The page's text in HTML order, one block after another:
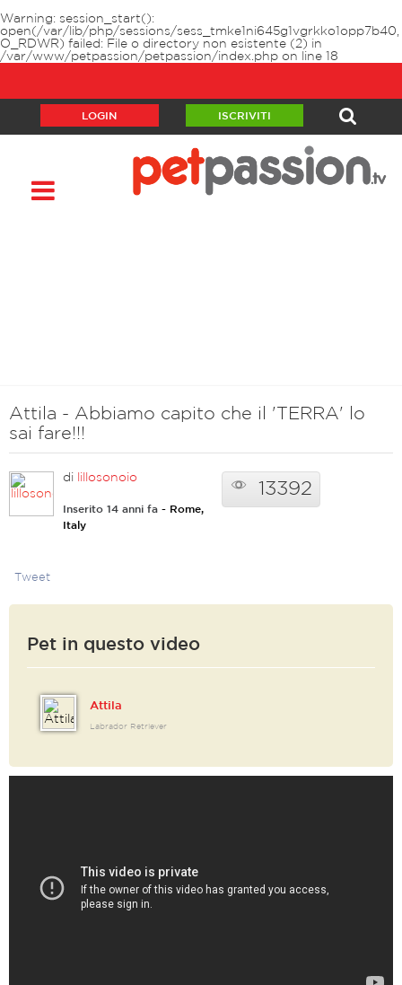
Warning: session_start():
open(/var/lib/php/sessions/sess_tmke1ni645g1vgrkko1opp7b40,
O_RDWR) failed: File o directory non esistente (2) in
/var/www/petpassion/petpassion/index.php on line 18
LOGIN ISCRIVITI
Attila - Abbiamo capito che il 'TERRA' lo
sai fare!!!
di lillosonoio
Inserito 14 anni fa - Rome,
Italy
13392
Tweet
Pet in questo video
Attila
Labrador Retriever